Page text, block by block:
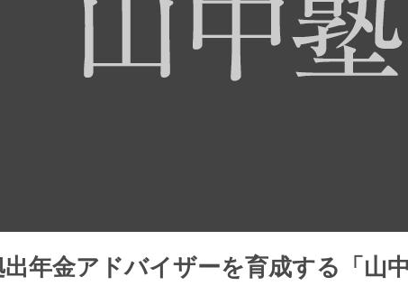
年金アドバイザーを育成する「山